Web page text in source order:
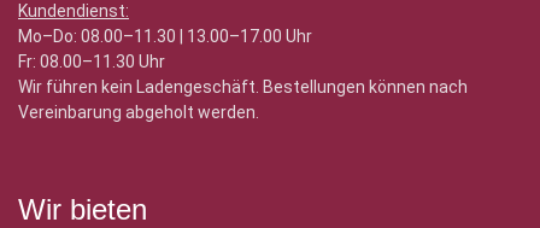
Kundendienst:
Mo–Do: 08.00–11.30 | 13.00–17.00 Uhr
Fr: 08.00–11.30 Uhr
Wir führen kein Ladengeschäft. Bestellungen können nach
Vereinbarung abgeholt werden.
Wir bieten